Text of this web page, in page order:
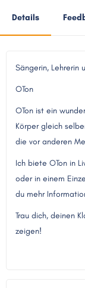
Details
Sängerin, Lehrerin
OTon
OTon ist ein
Körper gleich
die vor anderen
Ich biete OTon in
oder in einem
du mehr
Trau dich, deinen
zeigen!